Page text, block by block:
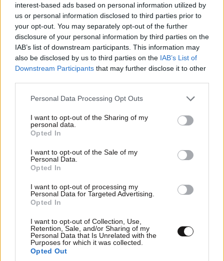
interest-based ads based on personal information utilized by
us or personal information disclosed to third parties prior to
your opt-out. You may separately opt-out of the further
disclosure of your personal information by third parties on the
IAB’s list of downstream participants. This information may
also be disclosed by us to third parties on the IAB’s List of
Downstream Participants that may further disclose it to other
Please note that this website/app uses one or more Google
not limited to your visit or usage behaviour. You may click to
grant or deny consent to Google and its third-party tags to
use your data for below specified purposes in below Google
consent section.
Personal Data Processing Opt Outs
I want to opt-out of the Sharing of my
personal data.
Opted In
I want to opt-out of the Sale of my
Personal Data.
Opted In
I want to opt-out of processing my
Personal Data for Targeted Advertising.
Opted In
I want to opt-out of Collection, Use,
Retention, Sale, and/or Sharing of my
Personal Data that Is Unrelated with the
Purposes for which it was collected.
Opted Out
Θερμοκρασία: Από 23 έως 37 με 38 βαθμούς Κελσίου.
Στα ανατολικά η μέγιστη 2 με 3 βαθμούς
χαμηλότερη.
ΘΕΣΣΑΛΟΝΙΚΗ
Καιρός: Γενικά αίθριος. Τις μεσημβρινές και
απογευματινές ώρες θα αναπτυχθούν τοπικές
Άνεμοι: Μεταβλητοί 3 με 4 μποφόρ.
Θερμοκρασία: Από 20 έως 36 βαθμούς Κελσίου.
Γενικά αίθριος καιρός. Τις μεσημβρινές και
αναπτυχθούν τοπικές νεφώσεις και στην Ήπειρο, τη
Μακεδονία και κατά τόπους στη δυτική Στερεά και
τη Θεσσαλία θα εκδηλωθούν όμβροι και